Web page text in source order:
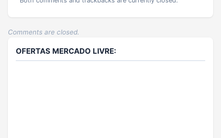
Comments are closed.
OFERTAS MERCADO LIVRE: